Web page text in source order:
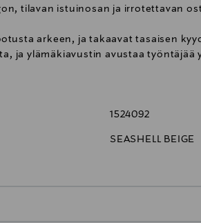
tilavan istuinosan ja irrotettavan
arkeen, ja takaavat tasaisen
ja ylämäkiavustin avustaa työntäjää
ja nukahtamaan.
suoraan pehmeitä maastoja
1524092
SEASHELL BEIGE